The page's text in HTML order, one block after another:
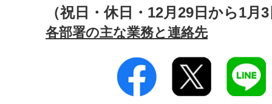
（祝日・休日・12月29日から1月
各部署の主な業務と連絡先